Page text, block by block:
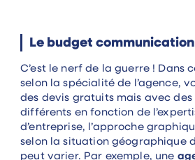
Le budget communication
C’est le nerf de la guerre ! Dans
selon la spécialité de l’agence,
des devis gratuits mais avec
différents en fonction de
d’entreprise, l’approche
selon la situation géographique
peut varier. Par exemple, une